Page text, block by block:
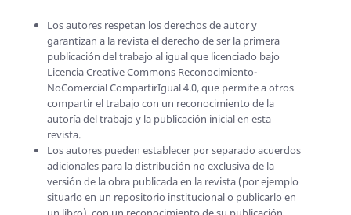
Los autores respetan los derechos de autor y
garantizan a la revista el derecho de ser la primera
publicación del trabajo al igual que licenciado bajo
Licencia Creative Commons Reconocimiento-
NoComercial CompartirIgual 4.0, que permite a otros
compartir el trabajo con un reconocimiento de la
autoría del trabajo y la publicación inicial en esta
revista.
Los autores pueden establecer por separado acuerdos
adicionales para la distribución no exclusiva de la
versión de la obra publicada en la revista (por ejemplo
situarlo en un repositorio institucional o publicarlo en